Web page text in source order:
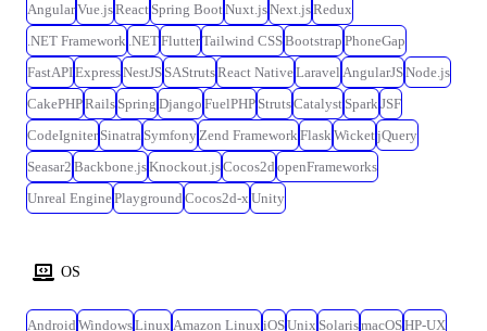
AngularVue.jsReact Spring BootNuxt.jsNext.jsRedux
.NET Framework .NETFlutterTailwind CSSBootstrap PhoneGap
FastAPIExpressNestJS SAStrutsReact NativeLaravel AngularJSNode.js
CakePHPRails Spring Django FuelPHP StrutsCatalyst SparkJSF
CodeIgniter Sinatra SymfonyZend FrameworkFlaskWicketjQuery
Seasar2 Backbone.jsKnockout.jsCocos2d openFrameworks
Unreal EnginePlayground Cocos2d-x Unity
OS
Android WindowsLinux Amazon Linux iOSUnix SolarismacOSHP-UX